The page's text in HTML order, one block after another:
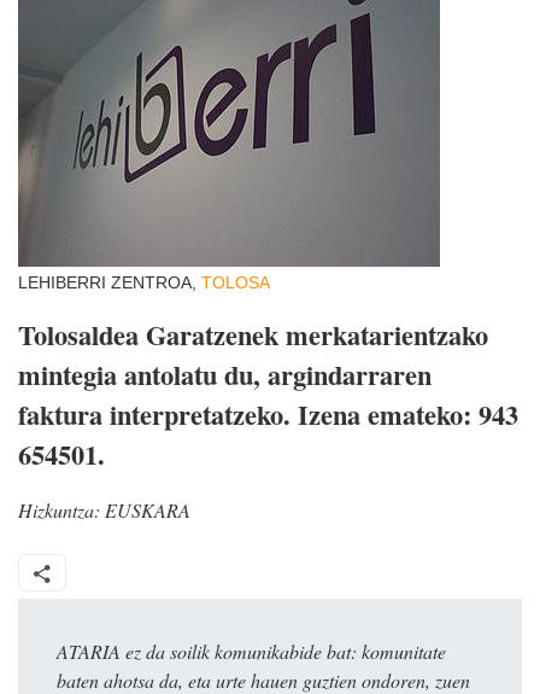
LEHIBERRI ZENTROA, TOLOSA
Tolosaldea Garatzenek merkatarientzako
mintegia antolatu du, argindarraren
faktura interpretatzeko. Izena emateko: 943
654501.
Hizkuntza: EUSKARA
ATARIA ez da soilik komunikabide bat: komunitate
baten ahotsa da, eta urte hauen guztien ondoren, zuen